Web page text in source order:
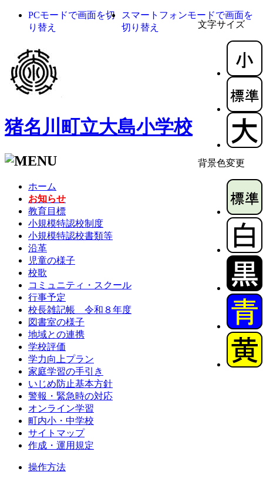
文字サイズ
背景色変更
PCモードで画面を切
り替え
スマートフォンモードで画面を
切り替え
猪名川町立大島小学校
ホーム
お知らせ
教育目標
小規模特認校制度
小規模特認校書類等
沿革
児童の様子
校歌
コミュニティ・スクール
行事予定
校長雑記帳 令和８年度
図書室の様子
地域との連携
学校評価
学力向上プラン
家庭学習の手引き
いじめ防止基本方針
警報・緊急時の対応
オンライン学習
町内小・中学校
サイトマップ
作成・運用規定
操作方法